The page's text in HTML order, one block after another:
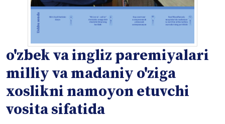
o'zbek va ingliz paremiyalari
milliy va madaniy o'ziga
xoslikni namoyon etuvchi
vosita sifatida